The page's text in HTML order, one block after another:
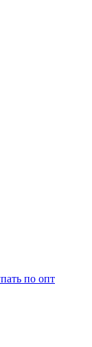
по опт